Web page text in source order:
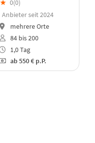
★ 0(0)
Anbieter seit 2024
mehrere Orte
84 bis 200
1,0 Tag
ab550 € p.P.